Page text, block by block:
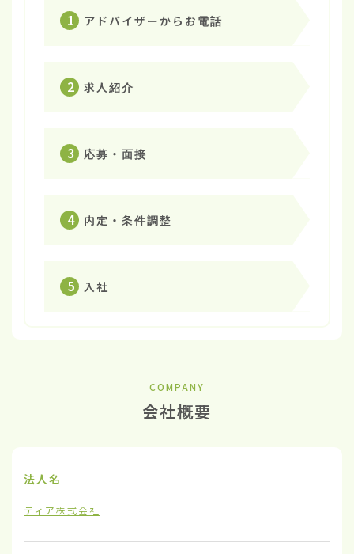
1 アドバイザーからお電話
2 求人紹介
3 応募・面接
4 内定・条件調整
5 入社
COMPANY
会社概要
法人名
ティア株式会社